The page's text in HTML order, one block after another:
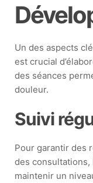
Un des aspects
est crucial
des séances
douleur.
Suivi
Pour garantir des
des
maintenir un